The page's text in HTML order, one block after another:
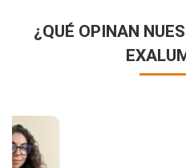
¿QUÉ OPINAN